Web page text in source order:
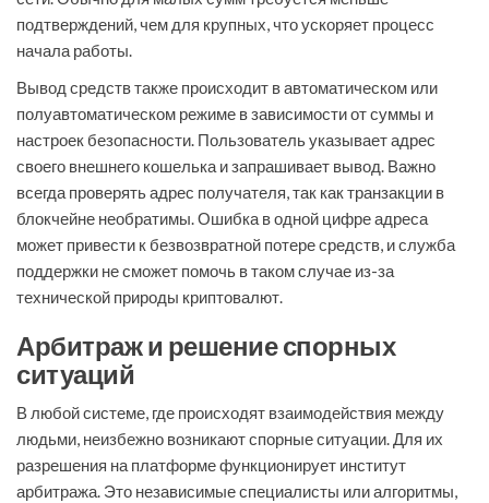
подтверждений, чем для крупных, что ускоряет процесс
начала работы.
Вывод средств также происходит в автоматическом или
полуавтоматическом режиме в зависимости от суммы и
настроек безопасности. Пользователь указывает адрес
своего внешнего кошелька и запрашивает вывод. Важно
всегда проверять адрес получателя, так как транзакции в
блокчейне необратимы. Ошибка в одной цифре адреса
может привести к безвозвратной потере средств, и служба
поддержки не сможет помочь в таком случае из-за
технической природы криптовалют.
Арбитраж и решение спорных
ситуаций
В любой системе, где происходят взаимодействия между
людьми, неизбежно возникают спорные ситуации. Для их
разрешения на платформе функционирует институт
арбитража. Это независимые специалисты или алгоритмы,